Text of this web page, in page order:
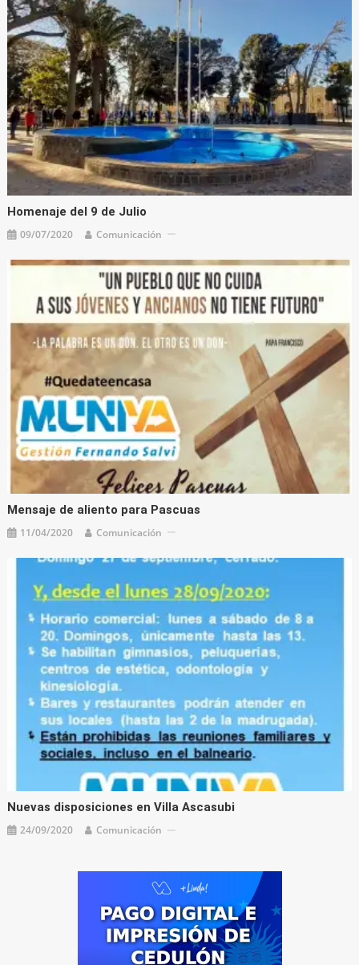
Homenaje del 9 de Julio
09/07/2020 Comunicación
Mensaje de aliento para Pascuas
11/04/2020 Comunicación
Nuevas disposiciones en Villa Ascasubi
24/09/2020 Comunicación